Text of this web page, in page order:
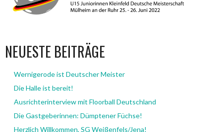
NEUESTE BEITRÄGE
Wernigerode ist Deutscher Meister
Die Halle ist bereit!
Ausrichterinterview mit Floorball Deutschland
Die Gastgeberinnen: Dümptener Füchse!
Herzlich Willkommen, SG Weißenfels/Jena!